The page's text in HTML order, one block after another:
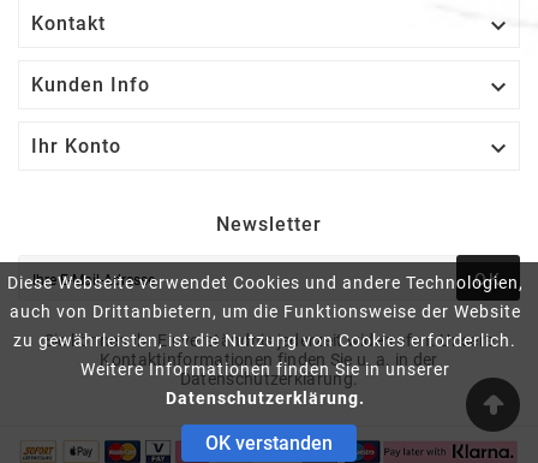
Diese Webseite verwendet Cookies und andere Technologien,
auch von Drittanbietern, um die Funktionsweise der Website
zu gewährleisten, ist die Nutzung von Cookies erforderlich.
Weitere Informationen finden Sie in unserer
Datenschutzerklärung.
OK verstanden
Kontakt 
Kunden Info 
Ihr Konto 
Newsletter
OK
Sie können Ihr Einverständnis jederzeit widerrufen. Unsere
Kontaktinformationen finden Sie u. a. in der
Datenschutzerklärung.